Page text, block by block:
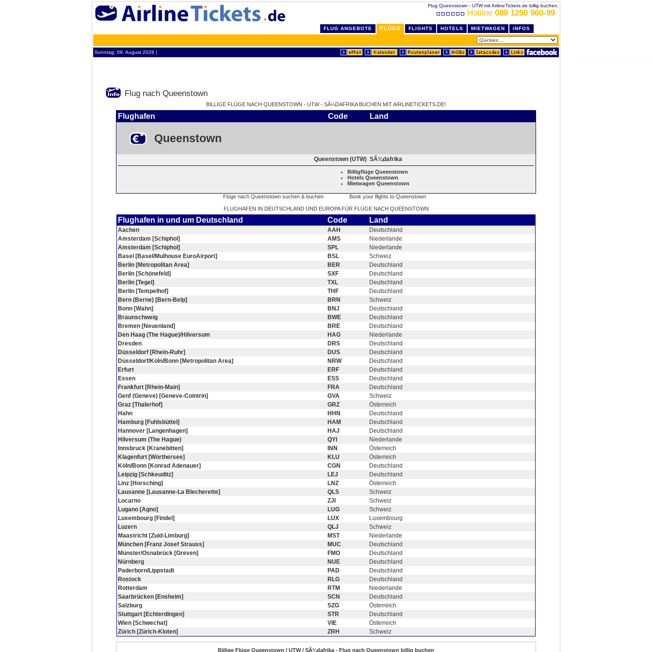
Flug Queenstown - UTW mit AirlineTickets.de billig buchen.
Hotline 089 1250 960-99
FLUG ANGEBOTE FLÜGE FLIGHTS HOTELS MIETWAGEN INFOS
Sonntag, 09. August 2026 ¦
Flug nach Queenstown
BILLIGE FLÜGE NACH QUEENSTOWN - UTW - SÃ¼DAFRIKA BUCHEN MIT AIRLINETICKETS.DE!
Flughafen Code Land
Queenstown
Queenstown (UTW) SÃ¼dafrika
Billigflüge Queenstown
Hotels Queenstown
Mietwagen Queenstown
FLUGHAFEN IN DEUTSCHLAND UND EUROPA FÜR FLÜGE NACH QUEENSTOWN
Flughafen in und um Deutschland Code Land
Aachen AAH
Deutschland
Amsterdam [Schiphol]
AMS
Niederlande
Amsterdam [Schiphol]
SPL
Niederlande
Basel [Basel/Mulhouse EuroAirport]
BSL
Schweiz
Berlin [Metropolitan Area]
BER
Deutschland
Berlin [Schönefeld]
SXF
Deutschland
Berlin [Tegel]
TXL
Deutschland
Berlin [Tempelhof]
THF
Deutschland
Bern (Berne) [Bern-Belp]
BRN
Schweiz
Bonn [Wahn]
BNJ
Deutschland
Braunschweig
BWE
Deutschland
Bremen [Neuenland]
BRE
Deutschland
Den Haag (The Hague)/Hilversum
HAG
Niederlande
Dresden
DRS
Deutschland
Düsseldorf [Rhein-Ruhr]
DUS
Deutschland
Düsseldorf/Köln/Bonn [Metropolitan Area]
NRW
Deutschland
Erfurt
ERF
Deutschland
Essen
ESS
Deutschland
Frankfurt [Rhein-Main]
FRA
Deutschland
Genf (Geneve) [Geneve-Cointrin]
GVA
Schweiz
Graz [Thalerhof]
GRZ
Österreich
Hahn
HHN
Deutschland
Hamburg [Fuhlsbüttel]
HAM
Deutschland
Hannover [Langenhagen]
HAJ
Deutschland
Hilversum (The Hague)
QYI
Niederlande
Innsbruck [Kranebitten]
INN
Österreich
Klagenfurt [Wörthersee]
KLU
Österreich
Köln/Bonn [Konrad Adenauer]
CGN
Deutschland
Leipzig [Schkeuditz]
LEJ
Deutschland
Linz [Horsching]
LNZ
Österreich
Lausanne [Lausanne-La Blecherette]
QLS
Schweiz
Locarno
ZJI
Schweiz
Lugano [Agno]
LUG
Schweiz
Luxembourg [Findel]
LUX
Luxembourg
Luzern
QLJ
Schweiz
Maastricht [Zuid-Limburg]
MST
Niederlande
München [Franz Josef Strauss]
MUC
Deutschland
Münster/Osnabrück [Greven]
FMO
Deutschland
Nürnberg
NUE
Deutschland
Paderborn/Lippstadt
PAD
Deutschland
Rostock
RLG
Deutschland
Rotterdam
RTM
Niederlande
Saarbrücken [Ensheim]
SCN
Deutschland
Salzburg
SZG
Österreich
Stuttgart [Echterdingen]
STR
Deutschland
Wien [Schwechat]
VIE
Österreich
Zürich [Zürich-Kloten]
ZRH Schweiz
Billige Flüge Queenstown / UTW / SÃ¼dafrika - Flug nach Queenstown billig buchen